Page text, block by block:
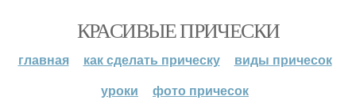
КРАСИВЫЕ ПРИЧЕСКИ
главная как сделать прическу
виды причесок
уроки
фото причесок